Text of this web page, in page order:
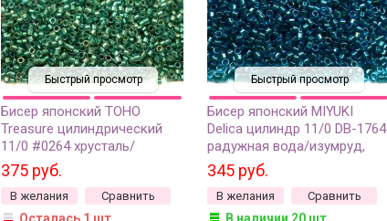
Быстрый просмотр
Бисер японский TOHO
Treasure цилиндрический
11/0 #0264 хрусталь/
изумруд радужный,
окрашенный изнутри, 5
грамм
375 руб.
В желания Сравнить
Осталась 1 шт.
Быстрый просмотр
Бисер японский MIYUKI
Delica цилиндр 11/0 DB-1764
радужная вода/изумруд,
окрашенный изнутри, 5
грамм
345 руб.
В желания Сравнить
В наличии 20 шт.